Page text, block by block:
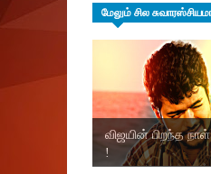
மேலும் சில
விஜயின் பிறந்த நாள்
!